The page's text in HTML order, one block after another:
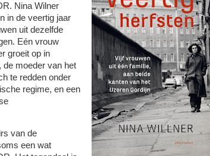
Nina Wilner
in de veertig jaar
uit dezelfde
Eén vrouw
groeit op in
de moeder van het
te redden onder
regime, en een
van de
een wat